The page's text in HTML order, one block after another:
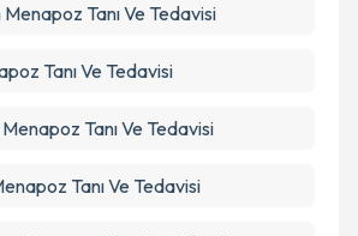
Tanı Ve Tedavisi
Tanı Ve Tedavisi
Tanı Ve Tedavisi
Tanı Ve Tedavisi